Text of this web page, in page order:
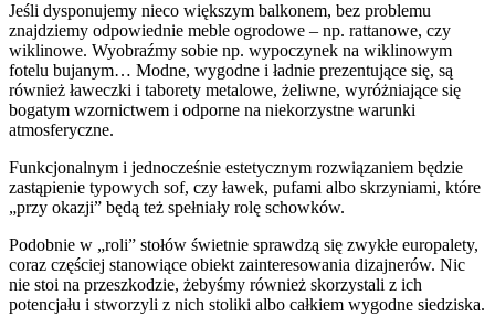
Jeśli dysponujemy nieco większym balkonem, bez problemu
znajdziemy odpowiednie meble ogrodowe – np. rattanowe, czy
wiklinowe. Wyobraźmy sobie np. wypoczynek na wiklinowym
fotelu bujanym… Modne, wygodne i ładnie prezentujące się, są
również ławeczki i taborety metalowe, żeliwne, wyróżniające się
bogatym wzornictwem i odporne na niekorzystne warunki
atmosferyczne.
Funkcjonalnym i jednocześnie estetycznym rozwiązaniem będzie
zastąpienie typowych sof, czy ławek, pufami albo skrzyniami, które
„przy okazji” będą też spełniały rolę schowków.
Podobnie w „roli” stołów świetnie sprawdzą się zwykłe europalety,
coraz częściej stanowiące obiekt zainteresowania dizajnerów. Nic
nie stoi na przeszkodzie, żebyśmy również skorzystali z ich
potencjału i stworzyli z nich stoliki albo całkiem wygodne siedziska.